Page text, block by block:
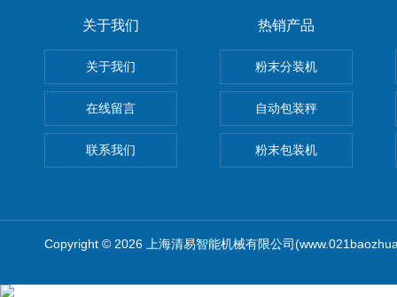
关于我们
关于我们
在线留言
联系我们
热销产品
粉末分装机
自动包装秤
粉末包装机
Copyright © 2026 上海清易智能机械有限公司